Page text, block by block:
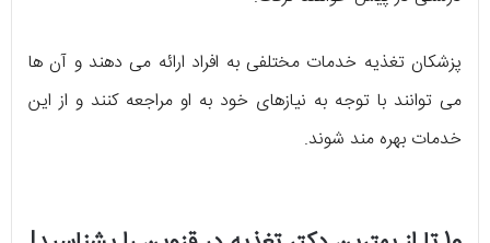
پزشکان تغذیه خدمات مختلفی به افراد ارائه می دهند و آن ها
می توانند با توجه به نیازهای خود به او مراجعه کنند و از این
خدمات بهره مند شوند.